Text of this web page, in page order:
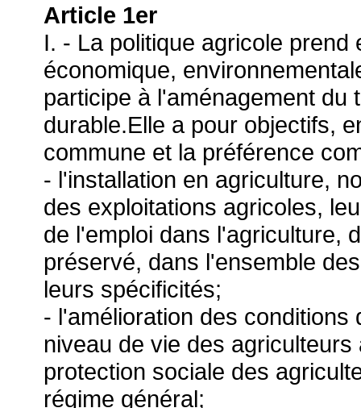
Article 1er
I. - La politique agricole
économique,
participe à l'aménagement du
durable.Elle a pour objectifs,
commune et la préférence
- l'installation en agriculture,
des exploitations agricoles,
de l'emploi dans l'agriculture,
préservé, dans l'ensemble
leurs spécificités;
- l'amélioration des
niveau de vie des
protection sociale des
régime général;